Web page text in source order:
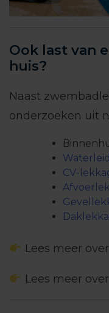
Ook last van
huis?
Naast
onderzoeken uit
CV-
Lees meer over
Lees meer over